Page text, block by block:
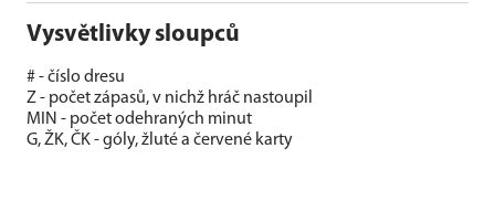
Vysvětlivky sloupců
# - číslo dresu
Z - počet zápasů, v nichž hráč nastoupil
MIN - počet odehraných minut
G, ŽK, ČK - góly, žluté a červené karty